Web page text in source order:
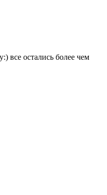
все остались более чем